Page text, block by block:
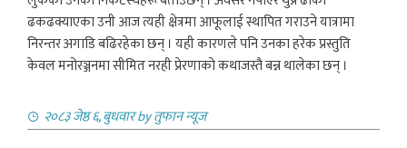
ढकढक्याएका उनी आज त्यही क्षेत्रमा आफूलाई स्थापित गराउने यात्रामा
निरन्तर अगाडि बढिरहेका छन् । यही कारणले पनि उनका हरेक प्रस्तुति
केवल मनोरञ्जनमा सीमित नरही प्रेरणाको कथाजस्तै बन्न थालेका छन् ।
२०८३ जेष्ठ ६, बुधवारbyतुफान न्यूज